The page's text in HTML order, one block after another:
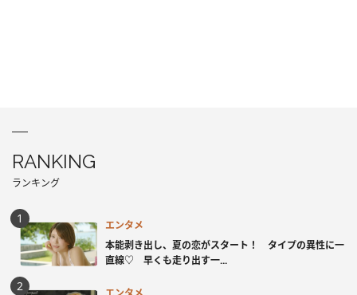
RANKING
ランキング
エンタメ
本能剥き出し、夏の恋がスタート！ タイプの異性に一
直線♡ 早くも走り出す一...